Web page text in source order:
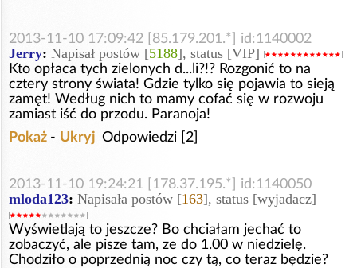
2013-11-10 17:09:42 [85.179.201.*] id:1140002
Jerry: Napisał postów [5188], status [VIP]
Kto opłaca tych zielonych d...li?!? Rozgonić to na
cztery strony świata! Gdzie tylko się pojawia to sieją
zamęt! Według nich to mamy cofać się w rozwoju
zamiast iść do przodu. Paranoja!
Pokaż - Ukryj Odpowiedzi [2]
2013-11-10 19:24:21 [178.37.195.*] id:1140050
mloda123: Napisała postów [163], status [wyjadacz]
Wyświetlają to jeszcze? Bo chciałam jechać to
zobaczyć, ale pisze tam, ze do 1.00 w niedzielę.
Chodziło o poprzednią noc czy tą, co teraz będzie?